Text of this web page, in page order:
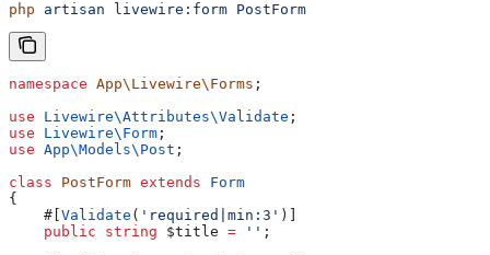
php artisan livewire:form PostForm
namespace App\Livewire\Forms ;
use Livewire\Attributes\Validate ;
use Livewire\ Form ;
use App\Models\ Post ;
class PostForm extends Form
{
    #[
Validate ( 'required|min:3' )]
    public
string $title = '' ;